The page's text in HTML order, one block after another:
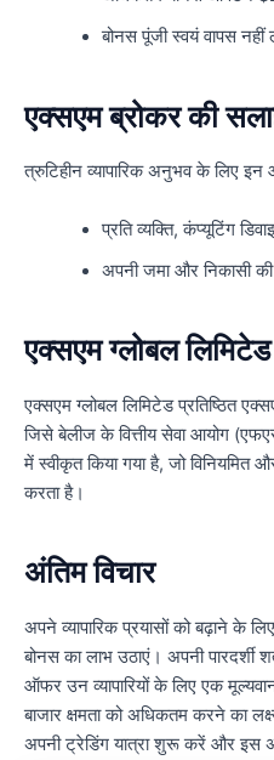
बोनस पूंजी स्वयं वापस नहीं
एक्सएम ब्रोकर की
त्रुटिहीन व्यापारिक अनुभव के लिए इन
प्रति व्यक्ति, कंप्यूटिंग
अपनी जमा और निकासी की
एक्सएम ग्लोबल
एक्सएम ग्लोबल लिमिटेड प्रतिष्ठित
जिसे बेलीज के वित्तीय सेवा आयोग
में स्वीकृत किया गया है, जो विनियमित
करता है।
अंतिम विचार
अपने व्यापारिक प्रयासों को बढ़ाने के
बोनस का लाभ उठाएं। अपनी पारदर्शी
ऑफर उन व्यापारियों के लिए एक
बाजार क्षमता को अधिकतम करने का
अपनी ट्रेडिंग यात्रा शुरू करें और इस